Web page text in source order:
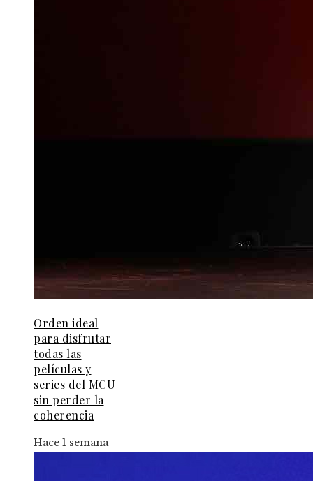
Orden ideal
para disfrutar
todas las
películas y
series del MCU
sin perder la
coherencia
Hace 1 semana